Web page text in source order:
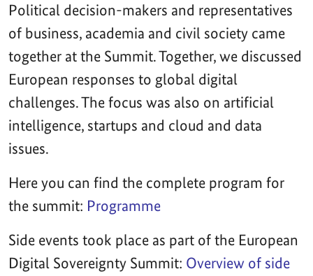
Political decision-makers and representatives
of business, academia and civil society came
together at the Summit. Together, we discussed
European responses to global digital
challenges. The focus was also on artificial
intelligence, startups and cloud and data
issues.
Here you can find the complete program for
the summit: Programme
Side events took place as part of the European
Digital Sovereignty Summit: Overview of side